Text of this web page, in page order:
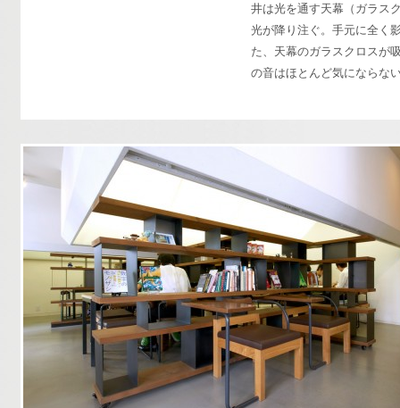
井は光を通す天幕（ガラス
光が降り注ぐ。手元に全く
た、天幕のガラスクロスが
の音はほとんど気にならな